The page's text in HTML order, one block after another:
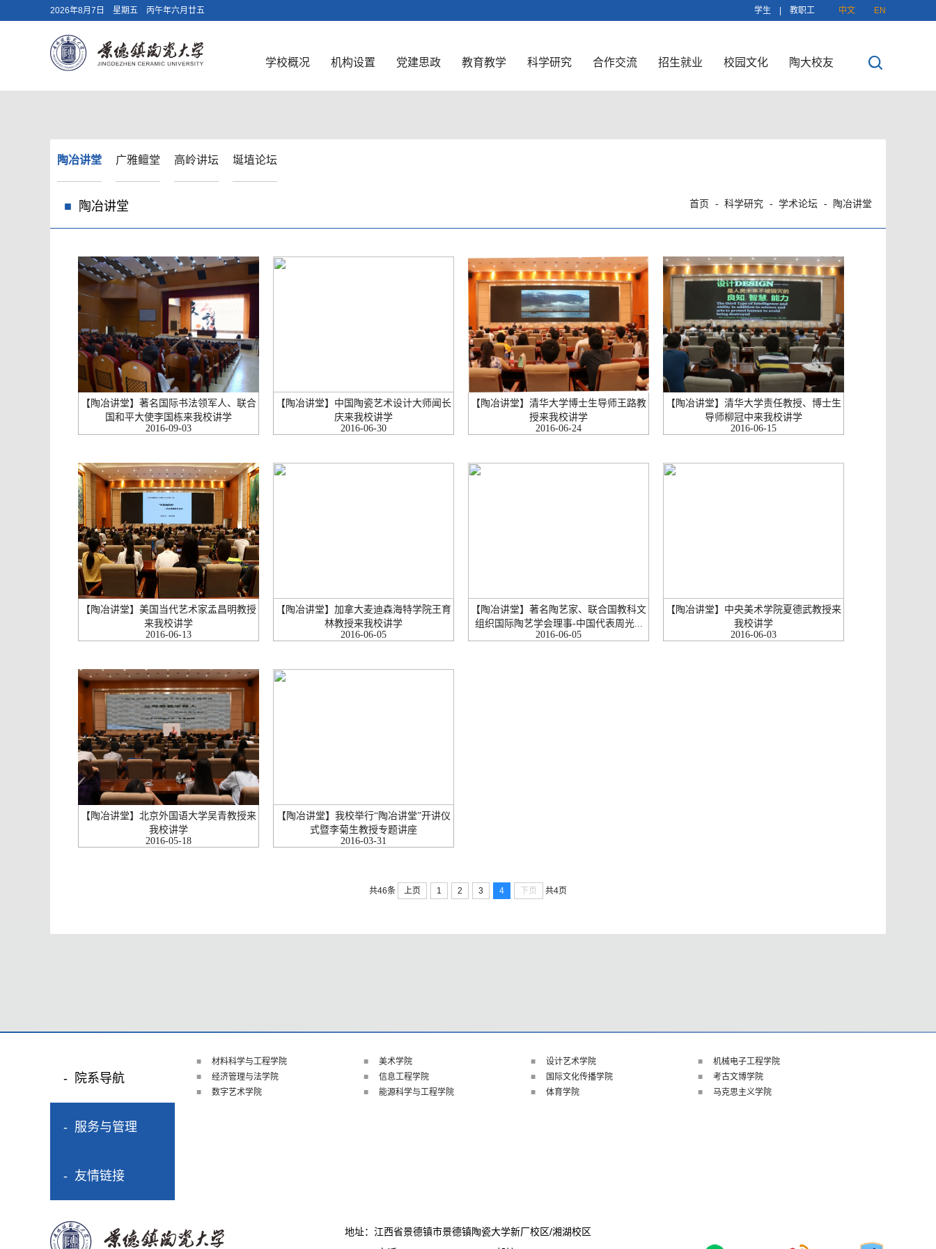
2026年8月7日 星期五 丙午年六月廿五 学生 教职工 中文 EN
学校概况 机构设置 党建思政 教育教学 科学研究 合作交流 招生就业 校园文化 陶大校友
陶冶讲堂 广雅鳣堂 高岭讲坛 埏埴论坛
陶冶讲堂 首页 科学研究 学术论坛 陶冶讲堂
【陶冶讲堂】著名国际书法领军人、联合
国和平大使李国栋来我校讲学
2016-09-03
【陶冶讲堂】中国陶瓷艺术设计大师闻长
庆来我校讲学
2016-06-30
【陶冶讲堂】清华大学博士生导师王路教
授来我校讲学
2016-06-24
【陶冶讲堂】清华大学责任教授、博士生
导师柳冠中来我校讲学
2016-06-15
【陶冶讲堂】美国当代艺术家孟昌明教授
来我校讲学
2016-06-13
【陶冶讲堂】加拿大麦迪森海特学院王育
林教授来我校讲学
2016-06-05
【陶冶讲堂】著名陶艺家、联合国教科文
组织国际陶艺学会理事-中国代表周光...
2016-06-05
【陶冶讲堂】中央美术学院夏德武教授来
我校讲学
2016-06-03
【陶冶讲堂】北京外国语大学吴青教授来
我校讲学
2016-05-18
【陶冶讲堂】我校举行“陶冶讲堂”开讲仪
式暨李菊生教授专题讲座
2016-03-31
共46条 上页 1 2 3 4 下页 共4页
院系导航
服务与管理
友情链接
材料科学与工程学院 美术学院 设计艺术学院
机械电子工程学院
经济管理与法学院
信息工程学院 国际文化传播学院
考古文博学院
数字艺术学院
能源科学与工程学院 体育学院 马克思主义学院
地址：江西省景德镇市景德镇陶瓷大学新厂校区/湘湖校区